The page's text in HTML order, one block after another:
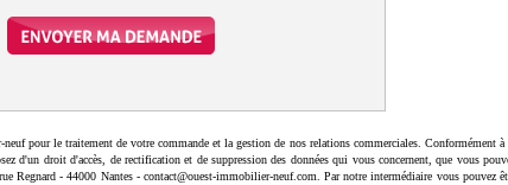
pour le traitement de votre commande et la gestion de nos relations commerciales. Conformément à
d'un droit d'accès, de rectification et de suppression des données qui vous concernent, que vous
Regnard - 44000 Nantes - contact@ouest-immobilier-neuf.com. Par notre intermédiaire vous pouvez